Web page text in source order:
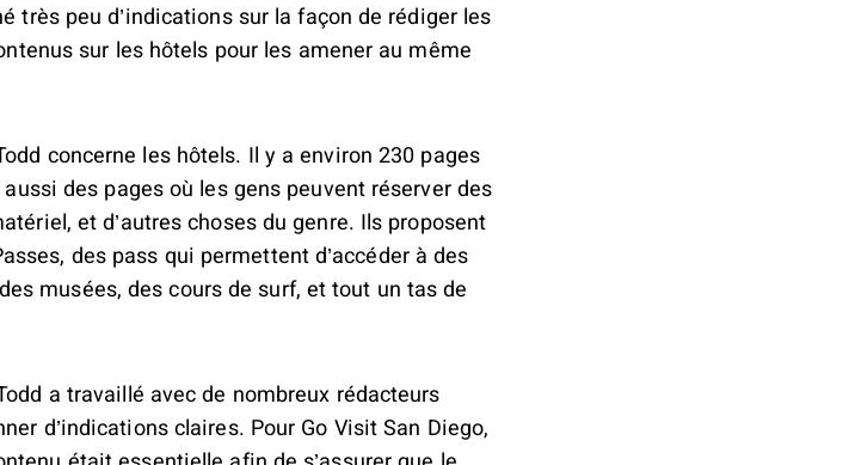
très peu d’indications sur la façon de rédiger les
sur les hôtels pour les amener au même
concerne les hôtels. Il y a environ 230 pages
des pages où les gens peuvent réserver des
et d’autres choses du genre. Ils proposent
des pass qui permettent d’accéder à des
musées, des cours de surf, et tout un tas de
a travaillé avec de nombreux rédacteurs
d’indications claires. Pour Go Visit San Diego,